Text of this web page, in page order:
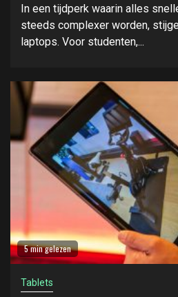
In een tijdperk waarin alles
steeds complexer worden,
laptops. Voor studenten,...
5 min gelezen
Tablets